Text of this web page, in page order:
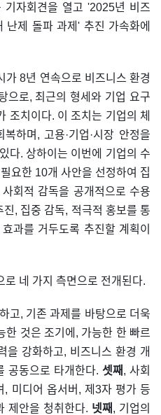
자회견을 열고 '2025년 비즈
제 돌파 과제' 추진 가속화에
가 8년 연속으로 비즈니스 환경
으로, 최근의 형세와 기업 요구
조치이다. 이 조치는 기업의 체
하며, 고용·기업·시장 안정을
다. 상하이는 이번에 기업의 수
요한 10개 사안을 선정하여 집
회적 감독을 공개적으로 수용
, 집중 감독, 적극적 홍보를 통
과를 거두도록 추진할 계획이
로 네 가지 측면으로 전개된다.
고, 기존 과제를 바탕으로 더욱
한 것은 조기에, 가능한 한 빠르
을 강화하고, 비즈니스 환경 개
공동으로 타개한다. 셋째 , 사회
, 미디어 옵서버, 제3자 평가 등
제안을 청취한다. 넷째 , 기업의